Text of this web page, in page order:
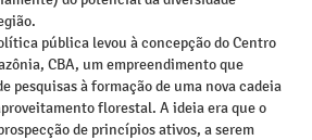
pública levou à concepção do Centro
CBA, um empreendimento que
pesquisas à formação de uma nova cadeia
florestal. A ideia era que o
de princípios ativos, a serem